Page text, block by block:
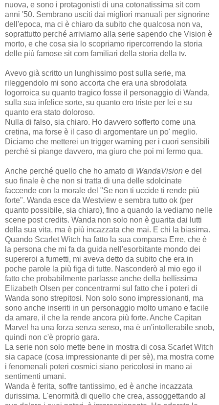
nuova, e sono i protagonisti di una cotonatissima sit com
anni '50. Sembrano usciti dai migliori manuali per signorine
dell'epoca, ma ci è chiaro da subito che qualcosa non va,
soprattutto perché arriviamo alla serie sapendo che Vision è
morto, e che cosa sia lo scopriamo ripercorrendo la storia
delle più famose sit com familiari della storia della tv.
Avevo già scritto un lunghissimo post sulla serie, ma
rileggendolo mi sono accorta che era una sbrodolata
logorroica su quanto tragico fosse il personaggio di Wanda,
sulla sua infelice sorte, su quanto ero triste per lei e su
quanto era stato doloroso.
Nulla di falso, sia chiaro. Ho davvero sofferto come una
cretina, ma forse è il caso di argomentare un po' meglio.
Diciamo che metterei un trigger warning per i cuori sensibili
perché si piange davvero, ma giuro che poi mi fermo qua.
Anche perché quello che ho amato di WandaVision e del
suo finale è che non si tratta di una delle sdolcinate
faccende con la morale del "Se non ti uccide ti rende più
forte". Wanda esce da Westview e sembra tutto ok (per
quanto possibile, sia chiaro), fino a quando la vediamo nelle
scene post credits. Wanda non solo non è guarita dai lutti
della sua vita, ma è più incazzata che mai. E chi la biasima.
Quando Scarlet Witch ha fatto la sua comparsa Erre, che è
la persona che mi fa da guida nell'esorbitante mondo dei
supereroi a fumetti, mi aveva detto da subito che era in
poche parole la più figa di tutte. Nasconderò al mio ego il
fatto che probabilmente parlasse anche della bellissima
Elizabeth Olsen per concentrarmi sul fatto che i poteri di
Wanda sono strepitosi. Non solo sono impressionanti, ma
sono anche inseriti in un personaggio molto umano e facile
da amare, il che la rende ancora più forte. Anche Capitan
Marvel ha una forza senza senso, ma è un'intollerabile snob,
quindi non c'è proprio gara.
La serie non solo mette bene in mostra di cosa Scarlet Witch
sia capace (cosa impressionante di per sè), ma mostra come
i fenomenali poteri cosmici siano pericolosi in mano ai
sentimenti umani.
Wanda è ferita, soffre tantissimo, ed è anche incazzata
durissima. L'enormità di quello che crea, assoggettando al